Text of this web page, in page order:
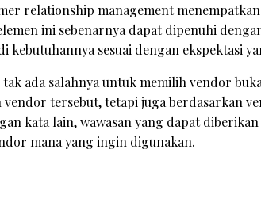
relationship management
ini sebenarnya dapat dipenuhi
kebutuhannya sesuai dengan ekspektasi
ada salahnya untuk memilih vendor
tersebut, tetapi juga berdasarkan
kata lain, wawasan yang dapat
mana yang ingin digunakan.